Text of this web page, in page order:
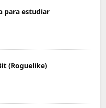
para estudiar
(Roguelike)